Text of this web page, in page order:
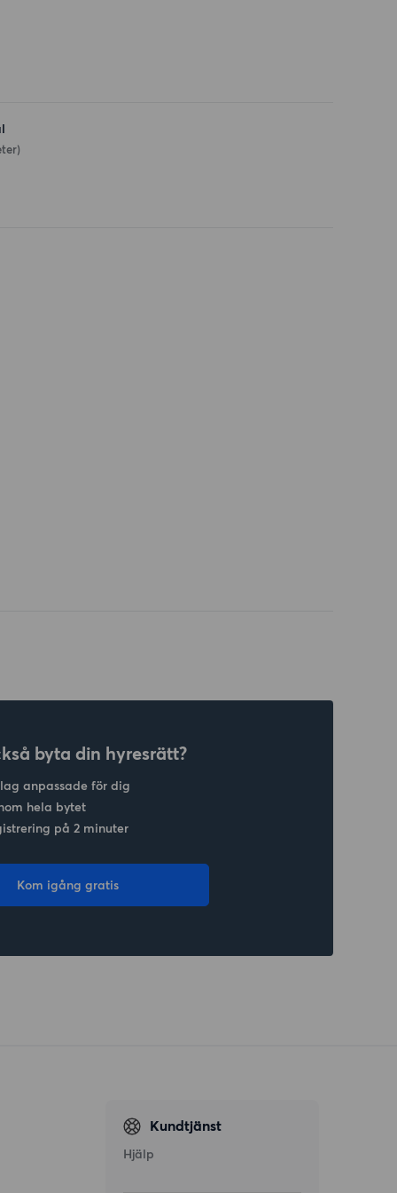
byta din hyresrätt?
anpassade för dig
hela bytet
på 2 minuter
Kom igång gratis
Kundtjänst
Hjälp